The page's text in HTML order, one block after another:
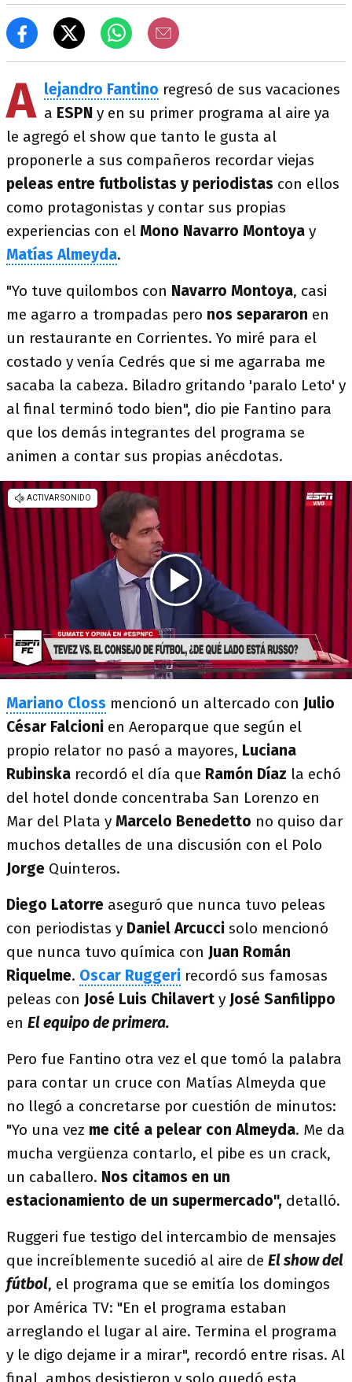
A lejandro Fantino regresó de sus vacaciones
a ESPN y en su primer programa al aire ya
le agregó el show que tanto le gusta al
proponerle a sus compañeros recordar viejas
peleas entre futbolistas y periodistas con ellos
como protagonistas y contar sus propias
experiencias con el Mono Navarro Montoya y
Matías Almeyda.
"Yo tuve quilombos con Navarro Montoya, casi
me agarro a trompadas pero nos separaron en
un restaurante en Corrientes. Yo miré para el
costado y venía Cedrés que si me agarraba me
sacaba la cabeza. Biladro gritando 'paralo Leto' y
al final terminó todo bien", dio pie Fantino para
que los demás integrantes del programa se
animen a contar sus propias anécdotas.
Mariano Closs mencionó un altercado con Julio
César Falcioni en Aeroparque que según el
propio relator no pasó a mayores, Luciana
Rubinska recordó el día que Ramón Díaz la echó
del hotel donde concentraba San Lorenzo en
Mar del Plata y Marcelo Benedetto no quiso dar
muchos detalles de una discusión con el Polo
Jorge Quinteros.
Diego Latorre aseguró que nunca tuvo peleas
con periodistas y Daniel Arcucci solo mencionó
que nunca tuvo química con Juan Román
Riquelme. Oscar Ruggeri recordó sus famosas
peleas con José Luis Chilavert y José Sanfilippo
en El equipo de primera.
Pero fue Fantino otra vez el que tomó la palabra
para contar un cruce con Matías Almeyda que
no llegó a concretarse por cuestión de minutos:
"Yo una vez me cité a pelear con Almeyda. Me da
mucha vergüenza contarlo, el pibe es un crack,
un caballero. Nos citamos en un
estacionamiento de un supermercado", detalló.
Ruggeri fue testigo del intercambio de mensajes
que increíblemente sucedió al aire de El show del
fútbol, el programa que se emitía los domingos
por América TV: "En el programa estaban
arreglando el lugar al aire. Termina el programa
y le digo dejame ir a mirar", recordó entre risas. Al